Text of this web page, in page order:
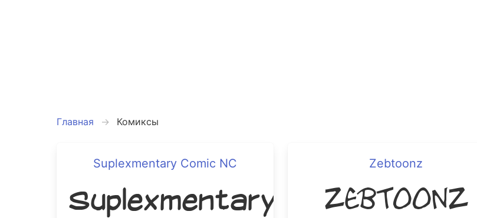
Главная Комиксы
Suplexmentary Comic NC
Suplexmentary Comic NC
Zebtoonz
Zebtoonz